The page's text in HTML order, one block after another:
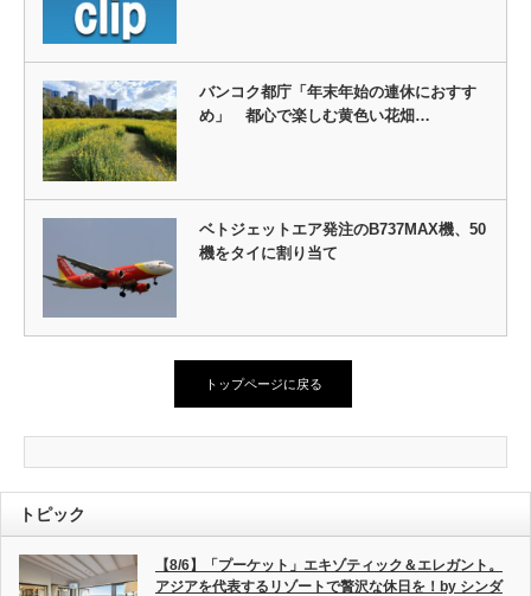
バンコク都庁「年末年始の連休におすす
め」 都心で楽しむ黄色い花畑…
ベトジェットエア発注のB737MAX機、50
機をタイに割り当て
トップページに戻る
トピック
【8/6】「プーケット」エキゾティック＆エレガント。
アジアを代表するリゾートで贅沢な休日を！by シンダ